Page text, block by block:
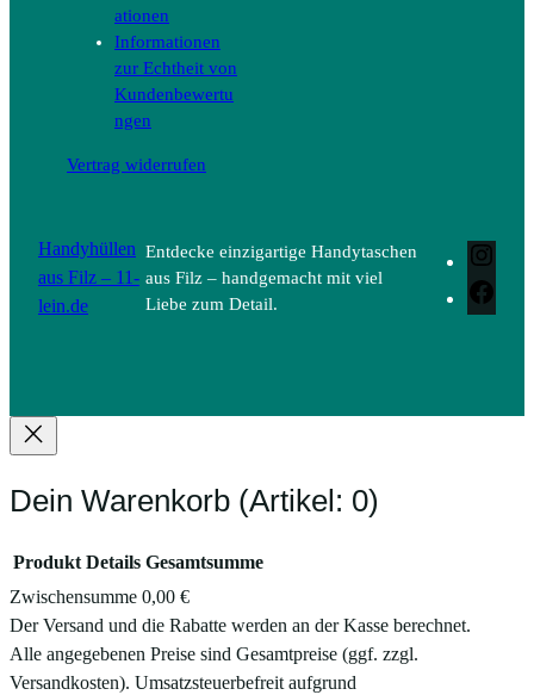
ationen
Informationen
zur Echtheit von
Kundenbewertu
ngen
Vertrag widerrufen
Handyhüllen
aus Filz – 11-
lein.de
Entdecke einzigartige Handytaschen
aus Filz – handgemacht mit viel
Liebe zum Detail.
Dein Warenkorb (Artikel: 0)
Produkte
im
Produkt Details Gesamtsumme
Zwischensumme 0,00 €
Der Versand und die Rabatte werden an der Kasse berechnet.
Alle angegebenen Preise sind Gesamtpreise (ggf. zzgl.
Versandkosten). Umsatzsteuerbefreit aufgrund